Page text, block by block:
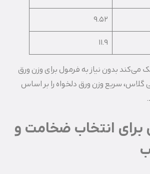
9.52
11.9
بدون نیاز به فرمول برای وزن ورق
گلاس، سریع وزن ورق دلخواه را بر اساس
برای انتخاب ضخامت و